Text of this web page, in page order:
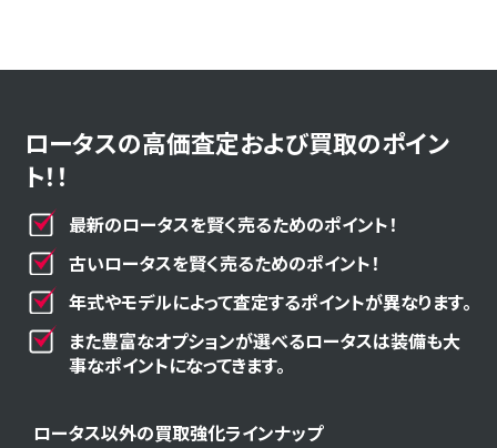
ロータスの高価査定および買取のポイン
ト！！
最新のロータスを賢く売るためのポイント！
古いロータスを賢く売るためのポイント！
年式やモデルによって査定するポイントが異なります。
また豊富なオプションが選べるロータスは装備も大
事なポイントになってきます。
ロータス以外の買取強化ラインナップ